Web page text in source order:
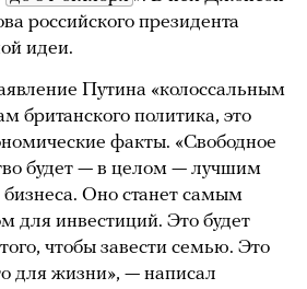
российского президента
идеи.
Путина «колоссальным
британского политика, это
факты. «Свободное
будет — в целом — лучшим
бизнеса. Оно станет самым
для инвестиций. Это будет
чтобы завести семью. Это
для жизни», — написал